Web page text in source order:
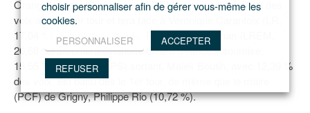
Orangis), Marie Guévenoux (LREM) a recueilli 35,10 % des
voix au premier tour et fera face à Véronique Carantoix (LR,
17,04 %). Enfin, dans la 10e, Pierre-Alain Raphan (LREM,
26,68 %) affrontera Charlotte Girard (France insoumise,
15,55 %). Le député (PS) sortant, Malek Boutih, avec 12,39 %
des voix, est battu dès le 1er tour, de même que le maire
(PCF) de Grigny, Philippe Rio (10,72 %).
choisir personnaliser afin de gérer vous-même les
cookies.
PERSONNALISER ACCEPTER
REFUSER